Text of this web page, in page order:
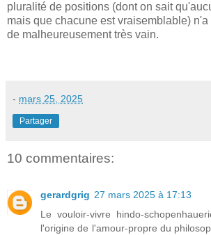
pluralité de positions (dont on sait
mais que chacune est vraisemblable)
de malheureusement très vain.
- mars 25, 2025
Partager
10 commentaires:
gerardgrig 27 mars 2025 à 17:13
Le vouloir-vivre hindo-
l'origine de l'amour-propre du